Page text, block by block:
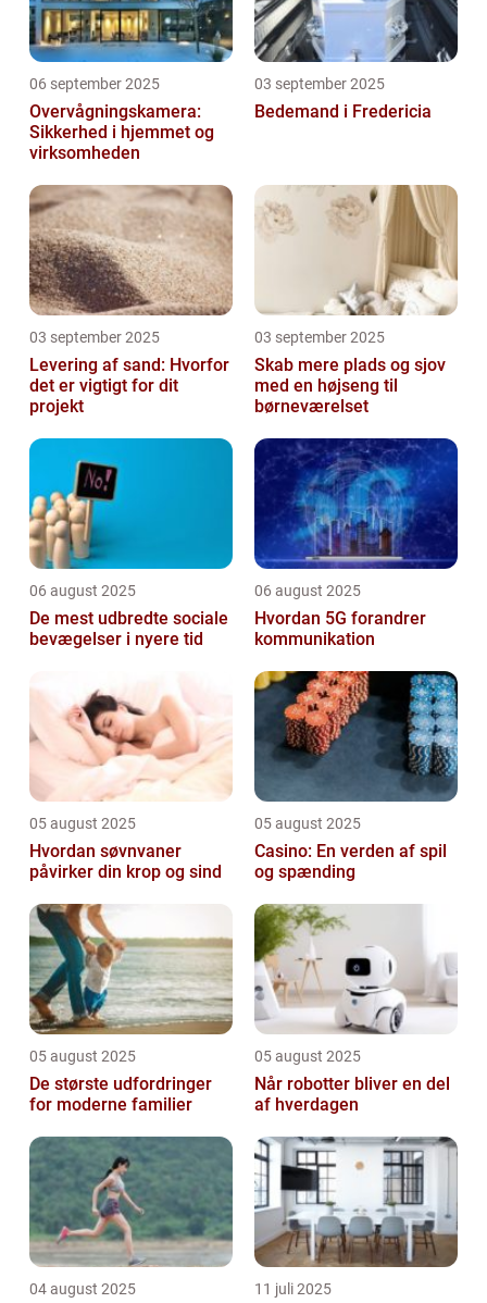
06 september 2025
Overvågningskamera:
Sikkerhed i hjemmet og
virksomheden
03 september 2025
Bedemand i Fredericia
03 september 2025
Levering af sand: Hvorfor
det er vigtigt for dit
projekt
03 september 2025
Skab mere plads og sjov
med en højseng til
børneværelset
06 august 2025
De mest udbredte sociale
bevægelser i nyere tid
06 august 2025
Hvordan 5G forandrer
kommunikation
05 august 2025
Hvordan søvnvaner
påvirker din krop og sind
05 august 2025
Casino: En verden af spil
og spænding
05 august 2025
De største udfordringer
for moderne familier
05 august 2025
Når robotter bliver en del
af hverdagen
04 august 2025 11 juli 2025